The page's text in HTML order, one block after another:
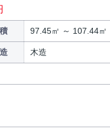
97.45㎡ ～ 107.44㎡
木造